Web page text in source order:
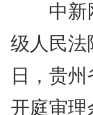
中新网
级人民法
日，贵
开庭审